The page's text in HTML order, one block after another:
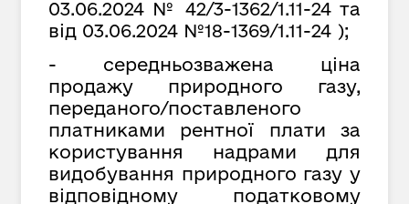
03.06.2024 № 42/3-1362/1.11-24 та
від 03.06.2024 №18-1369/1.11-24 );
- середньозважена ціна
продажу природного газу,
переданого/поставленого
платниками рентної плати за
користування надрами для
видобування природного газу у
відповідному податковому